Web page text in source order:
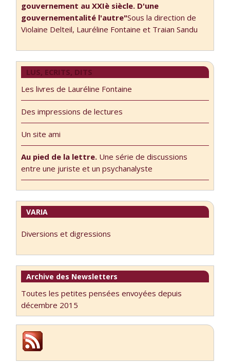
gouvernement au XXIè siècle. D'une
gouvernementalité l'autre"Sous la direction de
Violaine Delteil, Lauréline Fontaine et Traian Sandu
LUS, ECRITS, DITS
Les livres de Lauréline Fontaine
Des impressions de lectures
Un site ami
Au pied de la lettre. Une série de discussions
entre une juriste et un psychanalyste
VARIA
Diversions et digressions
Archive des Newsletters
Toutes les petites pensées envoyées depuis
décembre 2015